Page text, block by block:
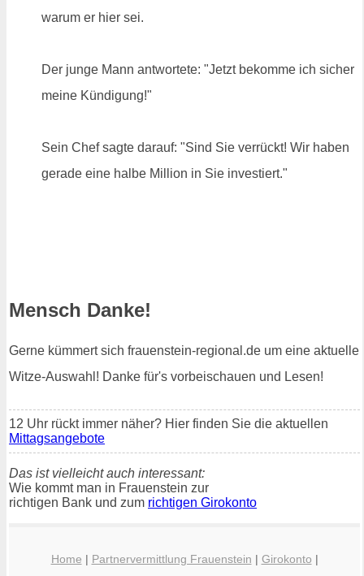
warum er hier sei.
Der junge Mann antwortete: "Jetzt bekomme ich sicher
meine Kündigung!"
Sein Chef sagte darauf: "Sind Sie verrückt! Wir haben
gerade eine halbe Million in Sie investiert."
Mensch Danke!
Gerne kümmert sich frauenstein-regional.de um eine aktuelle
Witze-Auswahl! Danke für's vorbeischauen und Lesen!
12 Uhr rückt immer näher? Hier finden Sie die aktuellen
Mittagsangebote
Das ist vielleicht auch interessant:
Wie kommt man in Frauenstein zur
richtigen Bank und zum richtigen Girokonto
Home | Partnervermittlung Frauenstein | Girokonto |